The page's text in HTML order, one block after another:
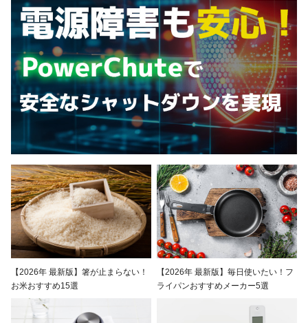
【2026年 最新版】箸が止まらない！
お米おすすめ15選
【2026年 最新版】毎日使いたい！フ
ライパンおすすめメーカー5選